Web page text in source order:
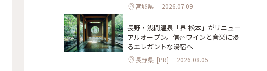
宮城県 2026.07.09
長野・浅間温泉「界 松本」がリニュー
アルオープン。信州ワインと音楽に浸
るエレガントな湯宿へ
長野県 [PR] 2026.08.05